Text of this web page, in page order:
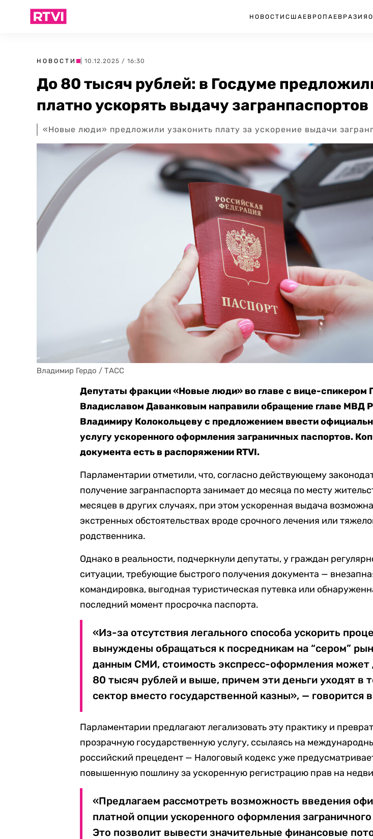
НОВОСТИ США ЕВРОПА ЕВРАЗИЯ
НОВОСТИ | 10.12.2025 / 16:30
До 80 тысяч рублей: в Госдуме
платно ускорять выдачу загранпаспортов
«Новые люди» предложили узаконить плату за ускорение выдачи
Владимир Гердо / ТАСС
Депутаты фракции «Новые люди» во главе с вице-спикером
Владиславом Даванковым направили обращение главе МВД
Владимиру Колокольцеву с предложением ввести
услугу ускоренного оформления заграничных паспортов.
документа есть в распоряжении RTVI.
Парламентарии отметили, что, согласно действующему
получение загранпаспорта занимает до месяца по месту
месяцев в других случаях, при этом ускоренная выдача
экстренных обстоятельствах вроде срочного лечения или
родственника.
Однако в реальности, подчеркнули депутаты, у граждан
ситуации, требующие быстрого получения документа —
командировка, выгодная туристическая путевка или
последний момент просрочка паспорта.
«Из-за отсутствия легального способа ускорить
вынуждены обращаться к посредникам на “сером”
данным СМИ, стоимость экспресс-оформления может
80 тысяч рублей и выше, причем эти деньги уходят в
сектор вместо государственной казны», — говорится
Парламентарии предлагают легализовать эту практику и
прозрачную государственную услугу, ссылаясь на
российский прецедент — Налоговый кодекс уже
повышенную пошлину за ускоренную регистрацию прав на
«Предлагаем рассмотреть возможность введения
платной опции ускоренного оформления
Это позволит вывести значительные финансовые